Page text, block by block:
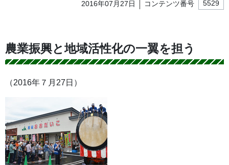
2016年07月27日 コンテンツ番号 5529
農業振興と地域活性化の一翼を担う
（2016年７月27日）